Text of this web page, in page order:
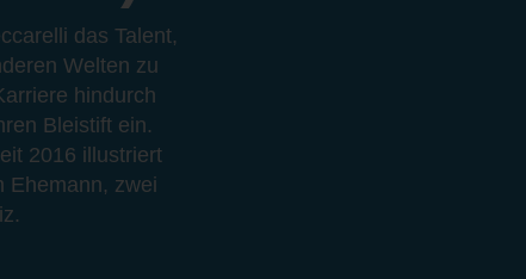
das Talent,
Welten zu
hindurch
Bleistift ein.
2016 illustriert
Ehemann, zwei